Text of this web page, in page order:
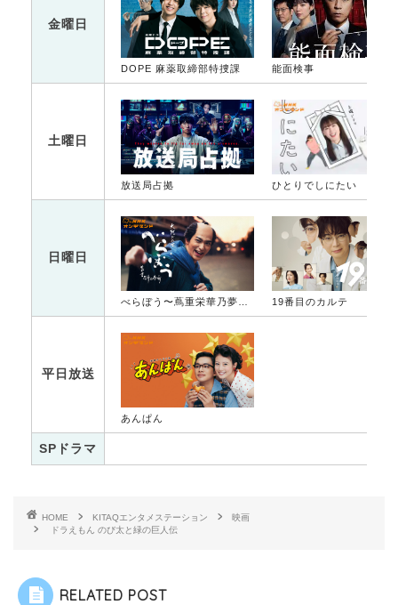
金曜日
DOPE 麻薬取締部特捜課 能面検事
土曜日
放送局占拠 ひとりでしにたい
日曜日
べらぼう〜蔦重栄華乃夢噺〜 19番目のカルテ
平日放送
あんぱん
SPドラマ
HOME KITAQエンタメステーション
映画
ドラえもん のび太と緑の巨人伝
RELATED POST